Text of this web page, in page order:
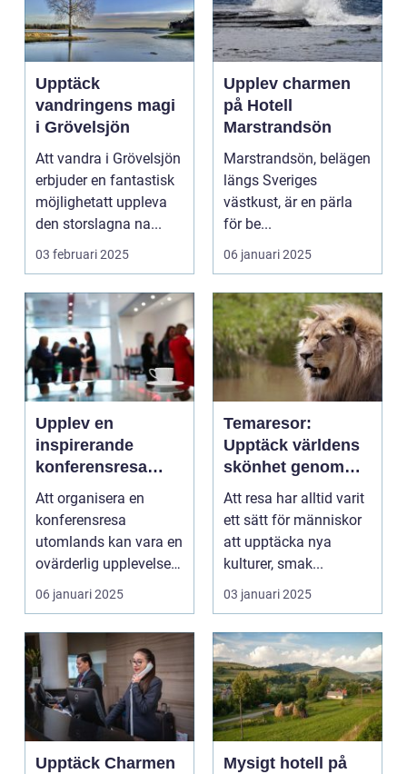
Upptäck
vandringens magi
i Grövelsjön
Att vandra i Grövelsjön
erbjuder en fantastisk
möjlighetatt uppleva
den storslagna na...
03 februari 2025
Upplev charmen
på Hotell
Marstrandsön
Marstrandsön, belägen
längs Sveriges
västkust, är en pärla
för be...
06 januari 2025
Upplev en
inspirerande
konferensresa
utomlands
Att organisera en
konferensresa
utomlands kan vara en
ovärderlig upplevelse
för föret...
06 januari 2025
Temaresor:
Upptäck världens
skönhet genom
specialiserade
resor
Att resa har alltid varit
ett sätt för människor
att upptäcka nya
kulturer, smak...
03 januari 2025
Upptäck Charmen
Mysigt hotell på